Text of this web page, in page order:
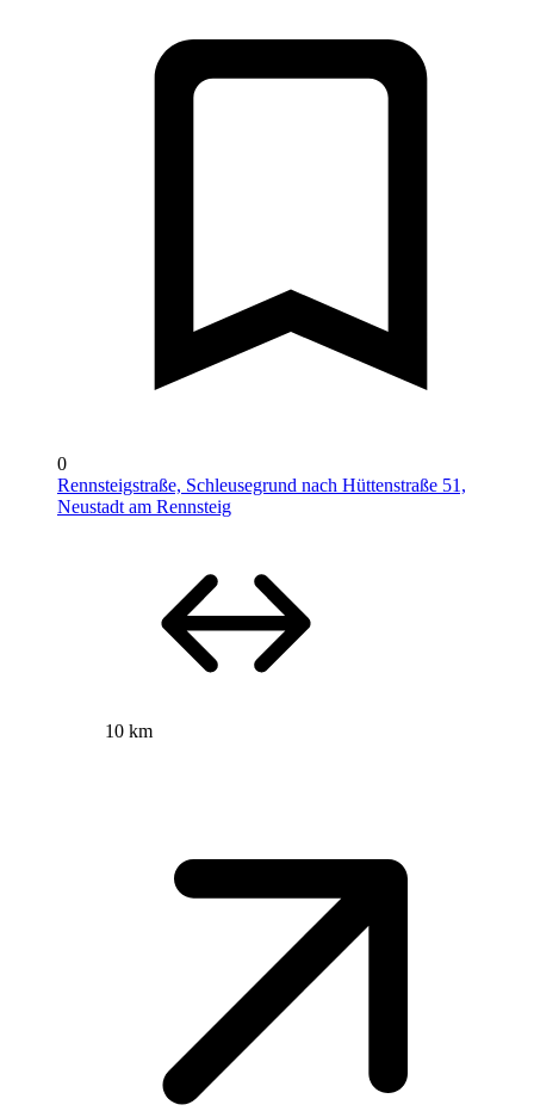
0
Rennsteigstraße, Schleusegrund nach Hüttenstraße 51,
Neustadt am Rennsteig
10 km